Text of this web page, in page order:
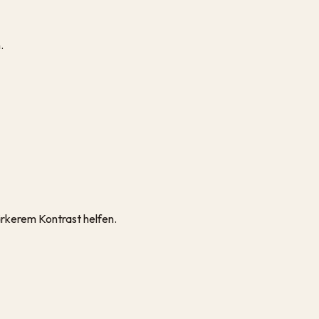
Kontrast helfen.